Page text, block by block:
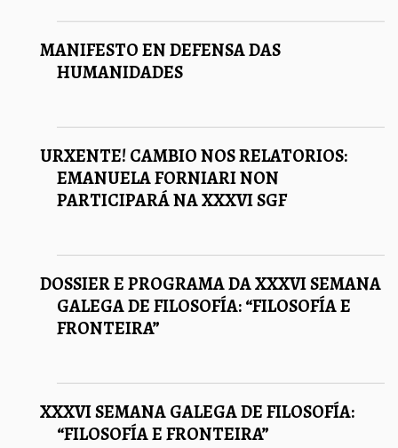
MANIFESTO EN DEFENSA DAS
HUMANIDADES
URXENTE! CAMBIO NOS RELATORIOS:
EMANUELA FORNIARI NON
PARTICIPARÁ NA XXXVI SGF
DOSSIER E PROGRAMA DA XXXVI SEMANA
GALEGA DE FILOSOFÍA: “FILOSOFÍA E
FRONTEIRA”
XXXVI SEMANA GALEGA DE FILOSOFÍA:
“FILOSOFÍA E FRONTEIRA”